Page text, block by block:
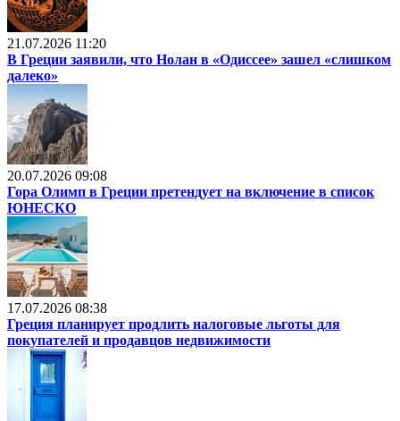
21.07.2026 11:20
В Греции заявили, что Нолан в «Одиссее» зашел «слишком
далеко»
20.07.2026 09:08
Гора Олимп в Греции претендует на включение в список
ЮНЕСКО
17.07.2026 08:38
Греция планирует продлить налоговые льготы для
покупателей и продавцов недвижимости